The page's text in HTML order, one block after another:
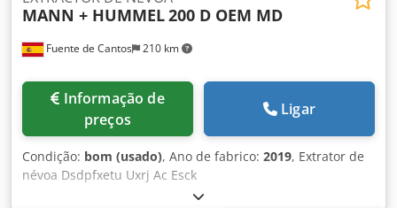
Fuente de Cantos 210 km
MANN + HUMMEL200 D OEM MD
preços
Ligar
Condição: bom (usado), Ano de fabrico: 2019, Extrator de
névoa Dsdpfxetu Uxrj Ac Esck